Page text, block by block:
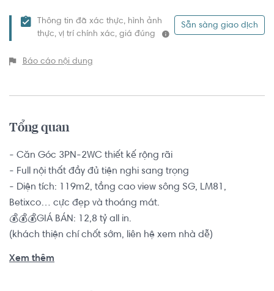
Thông tin đã xác thực, hình ảnh
thực, vị trí chính xác, giá đúng
Sẵn sàng giao dịch
Báo cáo nội dung
Tổng quan
- Căn Góc 3PN-2WC thiết kế rộng rãi
- Full nội thất đầy đủ tiện nghi sang trọng
- Diện tích: 119m2, tầng cao view sông SG, LM81,
Betixco… cực đẹp và thoáng mát.
💰💰💰GIÁ BÁN: 12,8 tỷ all in.
(khách thiện chí chốt sớm, liên hệ xem nhà dễ)
Xem thêm